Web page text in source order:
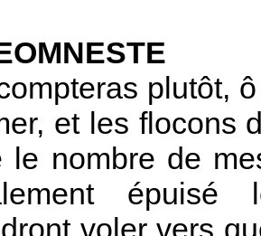
plutôt,
et les flocons
le nombre de
épuisé
voler vers